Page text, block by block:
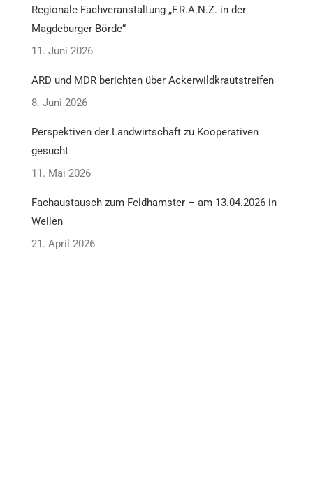
Regionale Fachveranstaltung „F.R.A.N.Z. in der
Magdeburger Börde“
11. Juni 2026
ARD und MDR berichten über Ackerwildkrautstreifen
8. Juni 2026
Perspektiven der Landwirtschaft zu Kooperativen
gesucht
11. Mai 2026
Fachaustausch zum Feldhamster – am 13.04.2026 in
Wellen
21. April 2026